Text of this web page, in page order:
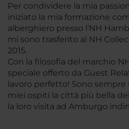
Per condividere la mia
iniziato la mia formazione
alberghiero presso l’NH
mi sono trasferito al NH
2015.
Con la filosofia del marchio
speciale offerto da Guest
lavoro perfetto! Sono sempre
miei ospiti la città più bella
la loro visita ad Amburgo